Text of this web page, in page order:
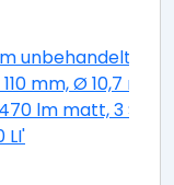
unbehandelt 6
mm, Ø 10,7 mm
lm matt, 3
LI'